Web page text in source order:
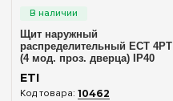
Наружный
Количество модулей
2
Щит наружный
распределительный ECT 4PT
(4 мод. проз. дверца) IP40
ETI
10462